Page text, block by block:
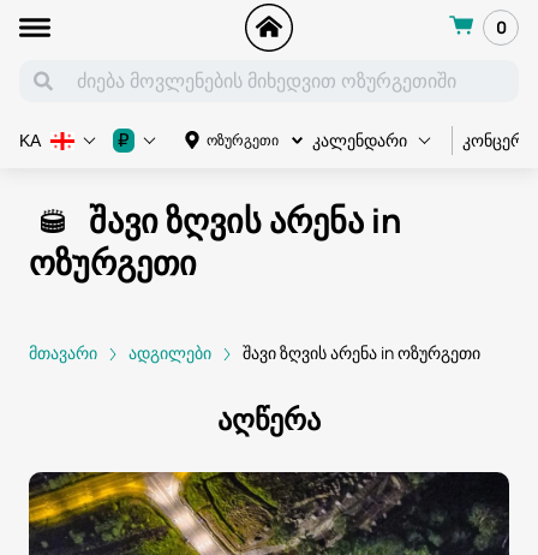
0
ოზურგეთი კალენდარი
KA ₽
შავი ზღვის არენა in
ოზურგეთი
მთავარი ადგილები შავი ზღვის არენა in ოზურგეთი
აღწერა